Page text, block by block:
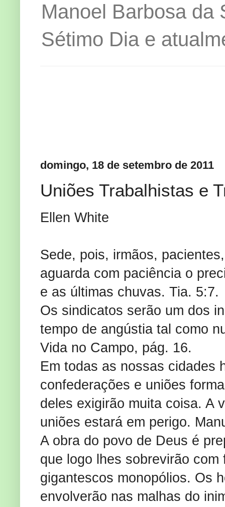
Manoel Barbosa da
Sétimo Dia e
domingo, 18 de setembro de 2011
Uniões Trabalhistas e
Ellen White
Sede, pois, irmãos,
aguarda com paciência o
e as últimas chuvas. Tia. 5:7.
Os sindicatos serão um dos
tempo de angústia tal como
Vida no Campo, pág. 16.
Em todas as nossas cidades
confederações e uniões
deles exigirão muita coisa. A
uniões estará em perigo.
A obra do povo de Deus é
que logo lhes sobrevirão
gigantescos monopólios. Os
envolverão nas malhas do